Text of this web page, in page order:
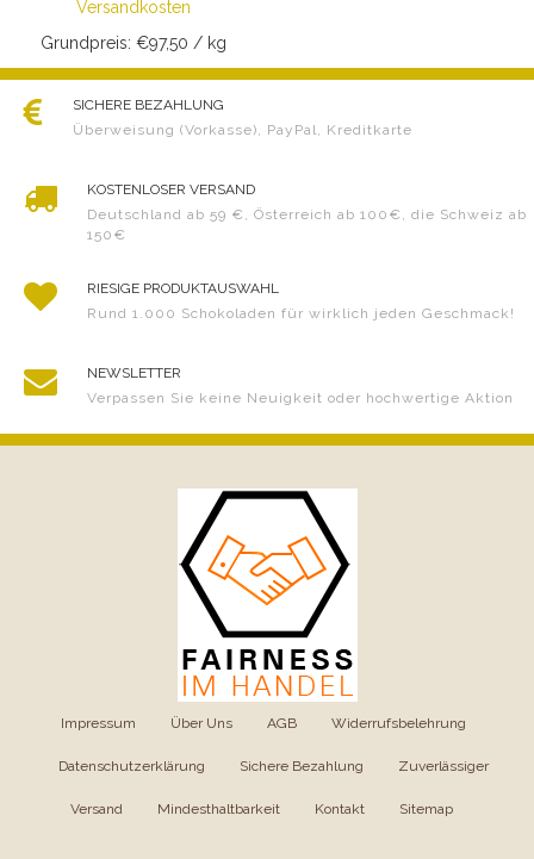
Versandkosten
Grundpreis: €97,50 / kg
SICHERE BEZAHLUNG
Überweisung (Vorkasse), PayPal, Kreditkarte
KOSTENLOSER VERSAND
Deutschland ab 59 €, Österreich ab 100€, die Schweiz ab
150€
RIESIGE PRODUKTAUSWAHL
Rund 1.000 Schokoladen für wirklich jeden Geschmack!
NEWSLETTER
Verpassen Sie keine Neuigkeit oder hochwertige Aktion
Impressum Über Uns AGB Widerrufsbelehrung
Datenschutzerklärung Sichere Bezahlung Zuverlässiger
Versand Mindesthaltbarkeit Kontakt Sitemap